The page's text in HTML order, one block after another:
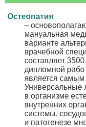
Остеопатия
–
мануальная
варианте
врачебной
составляет
дипломной
является
Универсальные
в организме
внутренних
системы,
и патогенезе